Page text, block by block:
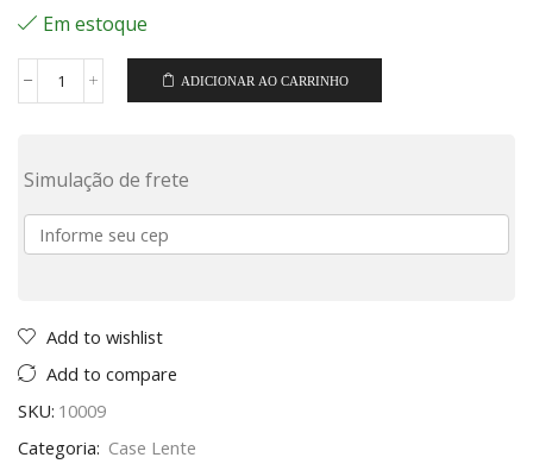
Em estoque
ADICIONAR AO CARRINHO
Simulação de frete
Add to wishlist
Add to compare
SKU: 10009
Categoria: Case Lente